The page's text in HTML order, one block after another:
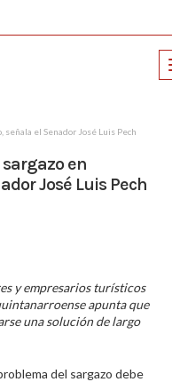
el Senador José Luis Pech
en
José Luis Pech
y empresarios turísticos
apunta que
una solución de largo
del sargazo debe